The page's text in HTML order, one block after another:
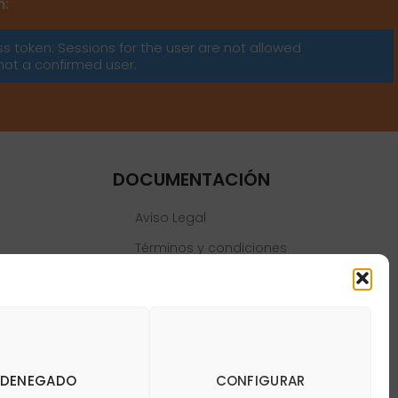
DENEGADO CONFIGURAR
token: Sessions for the user are not allowed
a confirmed user.
DOCUMENTACIÓN
Aviso Legal
Términos y condiciones